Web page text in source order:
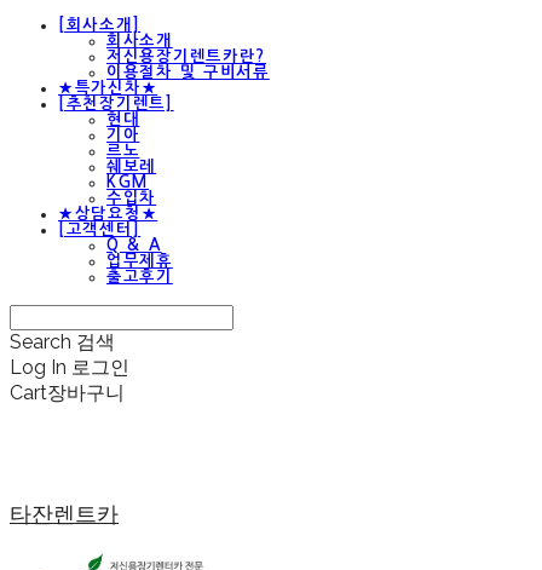
[회사소개]
회사소개
저신용장기렌트카란?
이용절차 및 구비서류
★특가신차★
[추천장기렌트]
현대
기아
르노
쉐보레
KGM
수입차
★상담요청★
[고객센터]
Q & A
업무제휴
출고후기
Search 검색
Log In 로그인
Cart장바구니
타잔렌트카